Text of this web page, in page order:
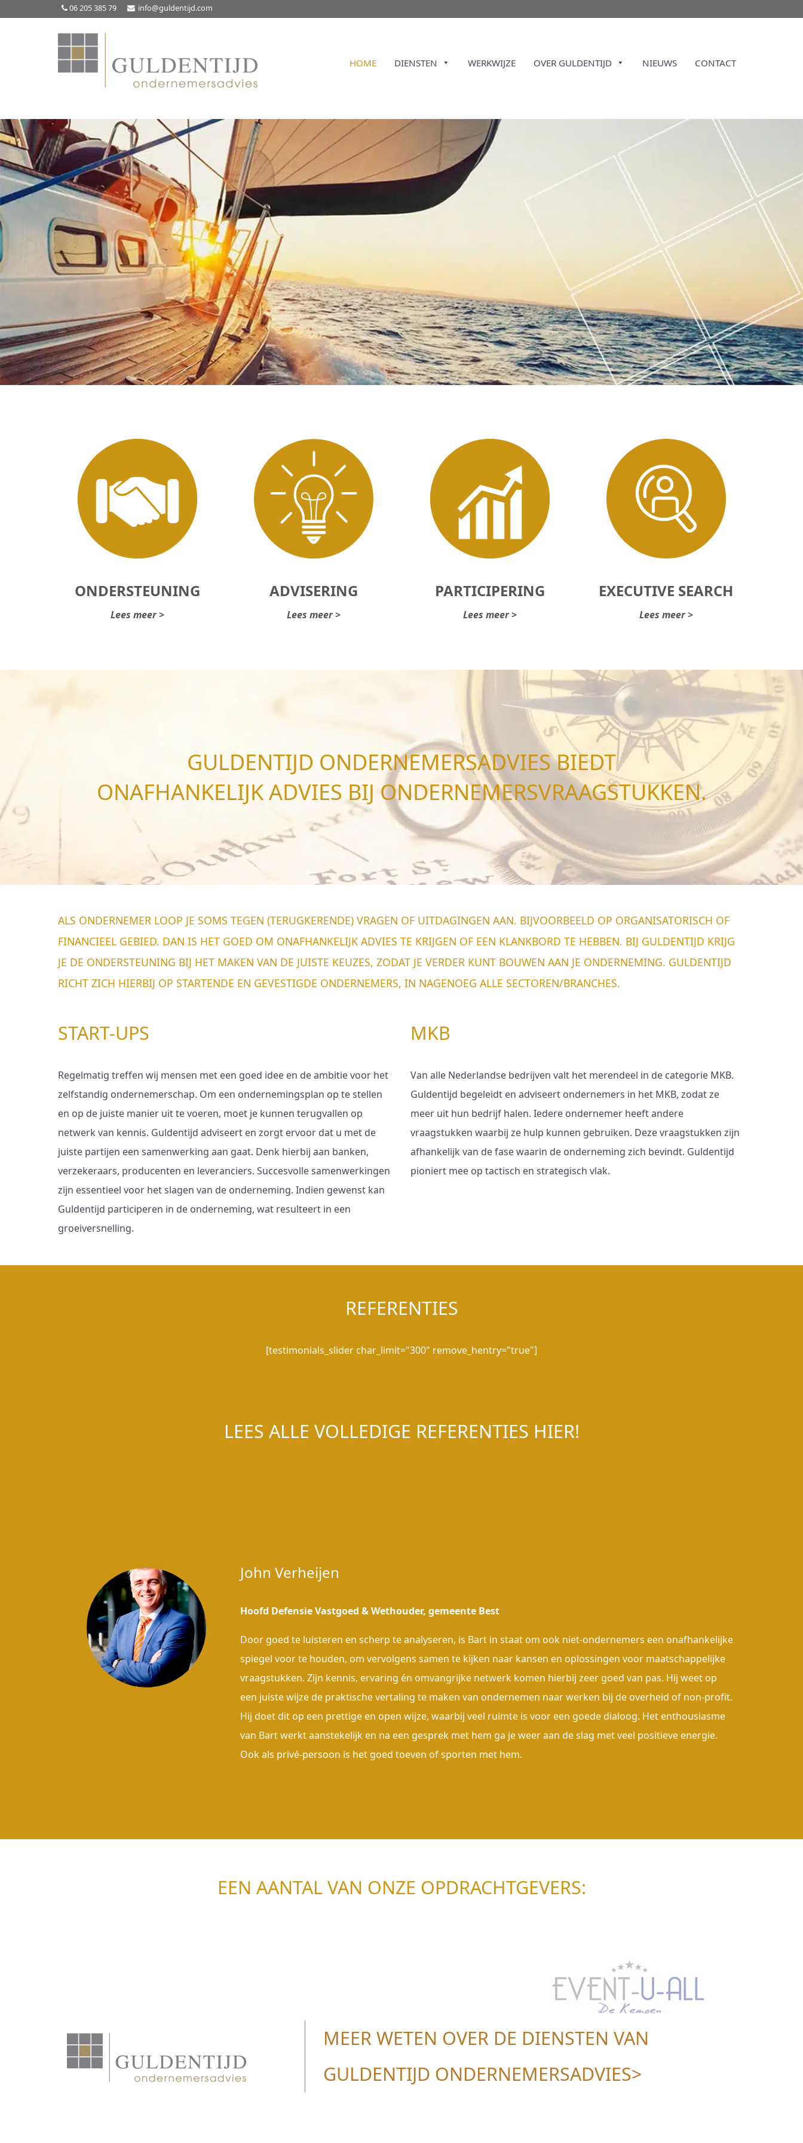
06 205 385 79 info@guldentijd.com
HOME DIENSTEN WERKWIJZE OVER GULDENTIJD NIEUWS CONTACT
ONDERSTEUNING
Lees meer >
ADVISERING
Lees meer >
PARTICIPERING
Lees meer >
EXECUTIVE SEARCH
Lees meer >
GULDENTIJD ONDERNEMERSADVIES BIEDT
ONAFHANKELIJK ADVIES BIJ ONDERNEMERSVRAAGSTUKKEN.
ALS ONDERNEMER LOOP JE SOMS TEGEN (TERUGKERENDE) VRAGEN OF UITDAGINGEN AAN. BIJVOORBEELD OP ORGANISATORISCH OF
FINANCIEEL GEBIED. DAN IS HET GOED OM ONAFHANKELIJK ADVIES TE KRIJGEN OF EEN KLANKBORD TE HEBBEN. BIJ GULDENTIJD KRIJG
JE DE ONDERSTEUNING BIJ HET MAKEN VAN DE JUISTE KEUZES, ZODAT JE VERDER KUNT BOUWEN AAN JE ONDERNEMING. GULDENTIJD
RICHT ZICH HIERBIJ OP STARTENDE EN GEVESTIGDE ONDERNEMERS, IN NAGENOEG ALLE SECTOREN/BRANCHES.
START-UPS
Regelmatig treffen wij mensen met een goed idee en de ambitie voor het
zelfstandig ondernemerschap. Om een ondernemingsplan op te stellen
en op de juiste manier uit te voeren, moet je kunnen terugvallen op
netwerk van kennis. Guldentijd adviseert en zorgt ervoor dat u met de
juiste partijen een samenwerking aan gaat. Denk hierbij aan banken,
verzekeraars, producenten en leveranciers. Succesvolle samenwerkingen
zijn essentieel voor het slagen van de onderneming. Indien gewenst kan
Guldentijd participeren in de onderneming, wat resulteert in een
groeiversnelling.
MKB
Van alle Nederlandse bedrijven valt het merendeel in de categorie MKB.
Guldentijd begeleidt en adviseert ondernemers in het MKB, zodat ze
meer uit hun bedrijf halen. Iedere ondernemer heeft andere
vraagstukken waarbij ze hulp kunnen gebruiken. Deze vraagstukken zijn
afhankelijk van de fase waarin de onderneming zich bevindt. Guldentijd
pioniert mee op tactisch en strategisch vlak.
REFERENTIES
[testimonials_slider char_limit="300" remove_hentry="true"]
LEES ALLE VOLLEDIGE REFERENTIES HIER!
John Verheijen
Hoofd Defensie Vastgoed & Wethouder, gemeente Best
Door goed te luisteren en scherp te analyseren, is Bart in staat om ook niet-ondernemers een onafhankelijke
spiegel voor te houden, om vervolgens samen te kijken naar kansen en oplossingen voor maatschappelijke
vraagstukken. Zijn kennis, ervaring én omvangrijke netwerk komen hierbij zeer goed van pas. Hij weet op
een juiste wijze de praktische vertaling te maken van ondernemen naar werken bij de overheid of non-profit.
Hij doet dit op een prettige en open wijze, waarbij veel ruimte is voor een goede dialoog. Het enthousiasme
van Bart werkt aanstekelijk en na een gesprek met hem ga je weer aan de slag met veel positieve energie.
Ook als privé-persoon is het goed toeven of sporten met hem.
EEN AANTAL VAN ONZE OPDRACHTGEVERS:
MEER WETEN OVER DE DIENSTEN VAN
GULDENTIJD ONDERNEMERSADVIES>